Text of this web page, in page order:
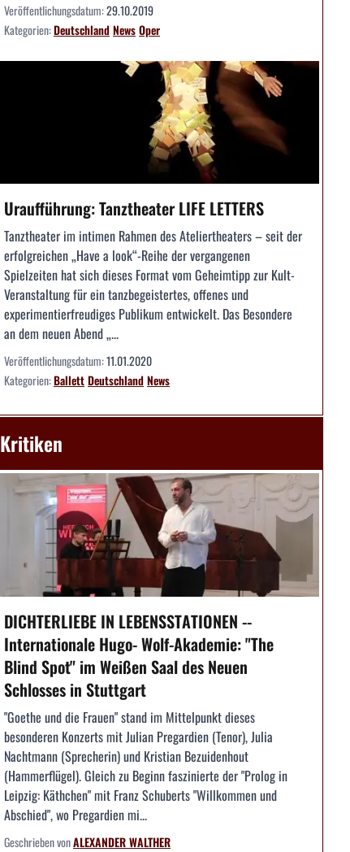
Veröffentlichungsdatum:29.10.2019
Kategorien:DeutschlandNewsOper
Uraufführung: Tanztheater LIFE LETTERS
Tanztheater im intimen Rahmen des Ateliertheaters – seit der
erfolgreichen „Have a look“-Reihe der vergangenen
Spielzeiten hat sich dieses Format vom Geheimtipp zur Kult-
Veranstaltung für ein tanzbegeistertes, offenes und
experimentierfreudiges Publikum entwickelt. Das Besondere
an dem neuen Abend „...
Veröffentlichungsdatum:11.01.2020
Kategorien:BallettDeutschlandNews
Kritiken
DICHTERLIEBE IN LEBENSSTATIONEN --
Internationale Hugo- Wolf-Akademie: "The
Blind Spot" im Weißen Saal des Neuen
Schlosses in Stuttgart
"Goethe und die Frauen" stand im Mittelpunkt dieses
besonderen Konzerts mit Julian Pregardien (Tenor), Julia
Nachtmann (Sprecherin) und Kristian Bezuidenhout
(Hammerflügel). Gleich zu Beginn faszinierte der "Prolog in
Leipzig: Käthchen" mit Franz Schuberts "Willkommen und
Abschied", wo Pregardien mi...
Geschrieben vonALEXANDER WALTHER